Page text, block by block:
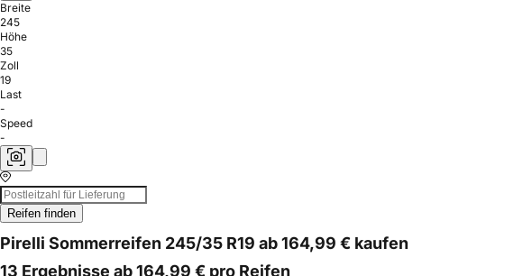
Breite
245
Höhe
35
Zoll
19
Last
-
Speed
-
Reifen finden
Pirelli Sommerreifen 245/35 R19 ab 164,99 € kaufen
13 Ergebnisse ab 164,99 € pro Reifen